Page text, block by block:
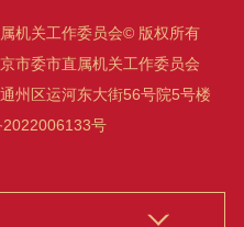
机关工作委员会© 版权所有
市委市直属机关工作委员会
州区运河东大街56号院5号楼
号